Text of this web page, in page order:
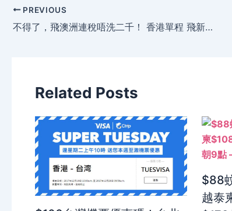
PREVIOUS
不得了，飛澳洲連稅唔洗二千！ 香港單程 飛新加坡$438、澳洲$838、馬爾代夫$1178，只限3日 – 酷航 Scoot
Related Posts
$88
越泰